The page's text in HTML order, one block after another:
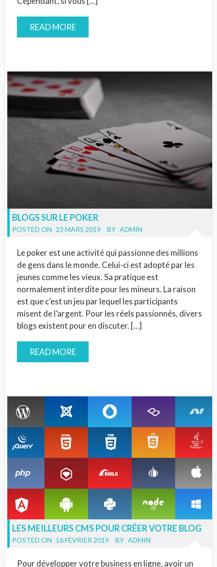
READ MORE
BLOGS SUR LE POKER
POSTED ON 23 MARS 2019 BY ADMIN
Le poker est une activité qui passionne des millions
de gens dans le monde. Celui-ci est adopté par les
jeunes comme les vieux. Sa pratique est
normalement interdite pour les mineurs. La raison
est que c’est un jeu par lequel les participants
misent de l’argent. Pour les réels passionnés, divers
blogs existent pour en discuter. […]
READ MORE
LES MEILLEURS CMS POUR CRÉER VOTRE BLOG
POSTED ON 16 FÉVRIER 2019 BY ADMIN
Pour développer votre business en ligne, avoir un